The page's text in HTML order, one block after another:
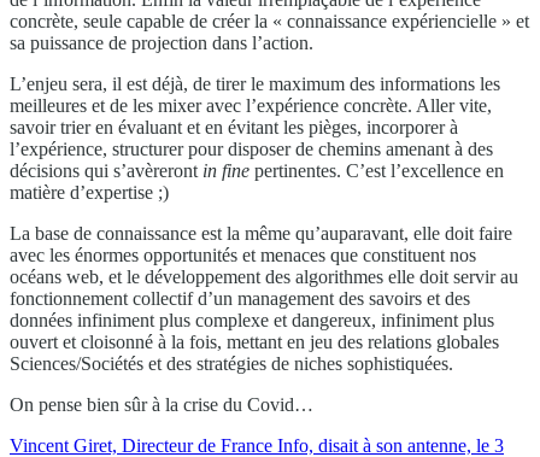
concrète, seule capable de créer la « connaissance expériencielle » et
sa puissance de projection dans l’action.
L’enjeu sera, il est déjà, de tirer le maximum des informations les
meilleures et de les mixer avec l’expérience concrète. Aller vite,
savoir trier en évaluant et en évitant les pièges, incorporer à
l’expérience, structurer pour disposer de chemins amenant à des
décisions qui s’avèreront in fine pertinentes. C’est l’excellence en
matière d’expertise ;)
La base de connaissance est la même qu’auparavant, elle doit faire
avec les énormes opportunités et menaces que constituent nos
océans web, et le développement des algorithmes elle doit servir au
fonctionnement collectif d’un management des savoirs et des
données infiniment plus complexe et dangereux, infiniment plus
ouvert et cloisonné à la fois, mettant en jeu des relations globales
Sciences/Sociétés et des stratégies de niches sophistiquées.
On pense bien sûr à la crise du Covid…
Vincent Giret, Directeur de France Info, disait à son antenne, le 3